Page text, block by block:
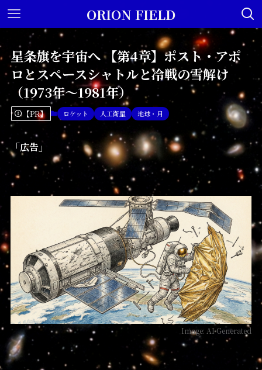
ORION FIELD
星条旗を宇宙へ 【第4章】ポスト・アポ
ロとスペースシャトルと冷戦の雪解け
（1973年〜1981年）
【PR】 ロケット 人工衛星 地球・月
「広告」
Image: AI Generated